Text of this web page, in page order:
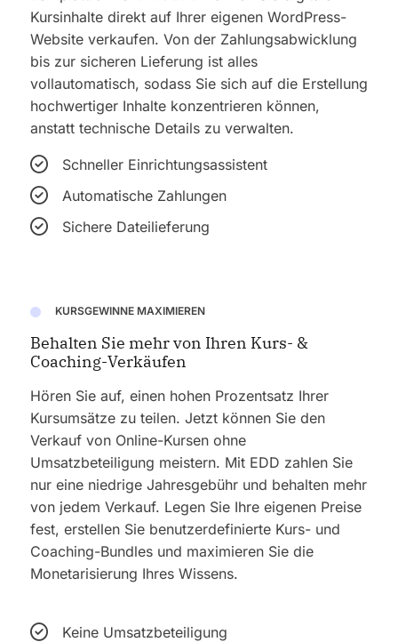
Kursinhalte direkt auf Ihrer eigenen WordPress-
Website verkaufen. Von der Zahlungsabwicklung
bis zur sicheren Lieferung ist alles
vollautomatisch, sodass Sie sich auf die Erstellung
hochwertiger Inhalte konzentrieren können,
anstatt technische Details zu verwalten.
Schneller Einrichtungsassistent
Automatische Zahlungen
Sichere Dateilieferung
KURSGEWINNE MAXIMIEREN
Behalten Sie mehr von Ihren Kurs- &
Coaching-Verkäufen
Hören Sie auf, einen hohen Prozentsatz Ihrer
Kursumsätze zu teilen. Jetzt können Sie den
Verkauf von Online-Kursen ohne
Umsatzbeteiligung meistern. Mit EDD zahlen Sie
nur eine niedrige Jahresgebühr und behalten mehr
von jedem Verkauf. Legen Sie Ihre eigenen Preise
fest, erstellen Sie benutzerdefinierte Kurs- und
Coaching-Bundles und maximieren Sie die
Monetarisierung Ihres Wissens.
Keine Umsatzbeteiligung